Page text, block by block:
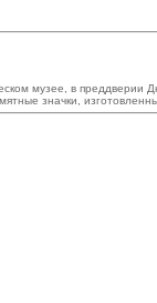
музее, в
значки,